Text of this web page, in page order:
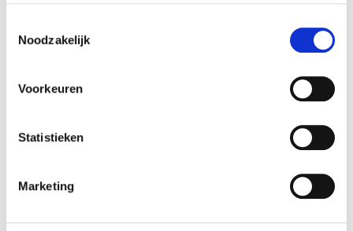
Noodzakelijk
Voorkeuren
Statistieken
Marketing
Startwijzer huisstijl. Wij zijn Marlies erg
Meer over Marlies lezen? Bezoek dan eens